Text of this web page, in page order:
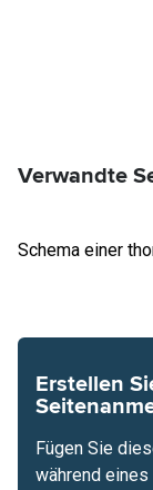
Verwandte
Schema einer
Erstellen
Fügen Sie
während